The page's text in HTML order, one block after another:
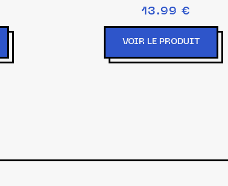
13.99 €
VOIR LE PRODUIT